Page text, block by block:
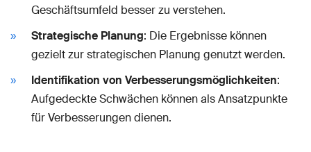
Geschäftsumfeld besser zu verstehen.
Strategische Planung: Die Ergebnisse können
gezielt zur strategischen Planung genutzt werden.
Identifikation von Verbesserungsmöglichkeiten:
Aufgedeckte Schwächen können als Ansatzpunkte
für Verbesserungen dienen.